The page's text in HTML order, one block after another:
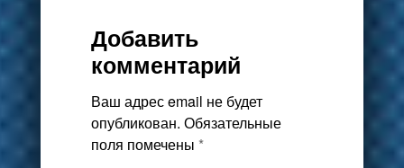
Добавить
комментарий
Ваш адрес email не будет
опубликован. Обязательные
поля помечены *